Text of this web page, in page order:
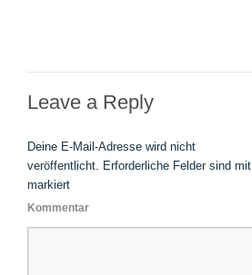
Leave a Reply
Deine E-Mail-Adresse wird nicht
veröffentlicht. Erforderliche Felder sind mit
markiert
Kommentar